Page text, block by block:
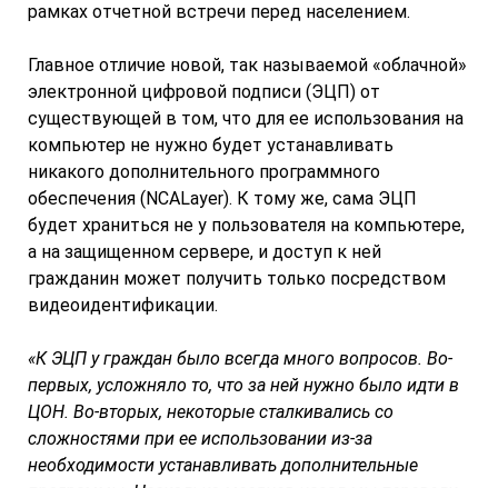
рамках отчетной встречи перед населением.
Главное отличие новой, так называемой «облачной»
электронной цифровой подписи (ЭЦП) от
существующей в том, что для ее использования на
компьютер не нужно будет устанавливать
никакого дополнительного программного
обеспечения (NCALayer). К тому же, сама ЭЦП
будет храниться не у пользователя на компьютере,
а на защищенном сервере, и доступ к ней
гражданин может получить только посредством
видеоидентификации.
«К ЭЦП у граждан было всегда много вопросов. Во-
первых, усложняло то, что за ней нужно было идти в
ЦОН. Во-вторых, некоторые сталкивались со
сложностями при ее использовании из-за
необходимости устанавливать дополнительные